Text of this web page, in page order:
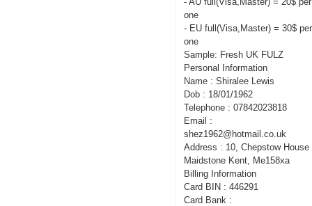
one
- EU full(Visa,Master) = 30$ per
one
Sample: Fresh UK FULZ
Personal Information
Name : Shiralee Lewis
Dob : 18/01/1962
Telephone : 07842023818
Email :
shez1962@hotmail.co.uk
Address : 10, Chepstow House
Maidstone Kent, Me158xa
Billing Information
Card BIN : 446291
Card Bank :